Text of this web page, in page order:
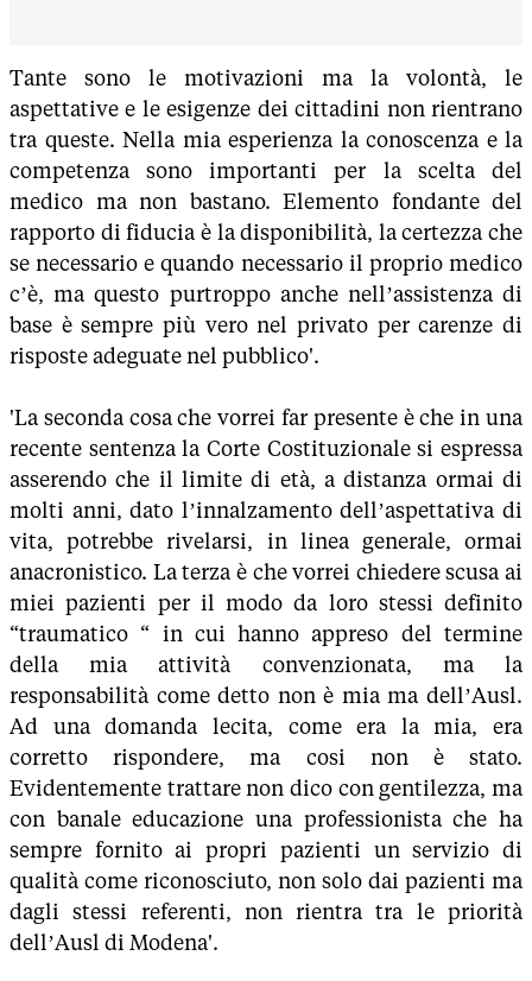
Tante sono le motivazioni ma la volontà, le
aspettative e le esigenze dei cittadini non rientrano
tra queste. Nella mia esperienza la conoscenza e la
competenza sono importanti per la scelta del
medico ma non bastano. Elemento fondante del
rapporto di fiducia è la disponibilità, la certezza che
se necessario e quando necessario il proprio medico
c’è, ma questo purtroppo anche nell’assistenza di
base è sempre più vero nel privato per carenze di
risposte adeguate nel pubblico'.
'La seconda cosa che vorrei far presente è che in una
recente sentenza la Corte Costituzionale si espressa
asserendo che il limite di età, a distanza ormai di
molti anni, dato l’innalzamento dell’aspettativa di
vita, potrebbe rivelarsi, in linea generale, ormai
anacronistico. La terza è che vorrei chiedere scusa ai
miei pazienti per il modo da loro stessi definito
“traumatico “ in cui hanno appreso del termine
della mia attività convenzionata, ma la
responsabilità come detto non è mia ma dell’Ausl.
Ad una domanda lecita, come era la mia, era
corretto rispondere, ma cosi non è stato.
Evidentemente trattare non dico con gentilezza, ma
con banale educazione una professionista che ha
sempre fornito ai propri pazienti un servizio di
qualità come riconosciuto, non solo dai pazienti ma
dagli stessi referenti, non rientra tra le priorità
dell’Ausl di Modena'.